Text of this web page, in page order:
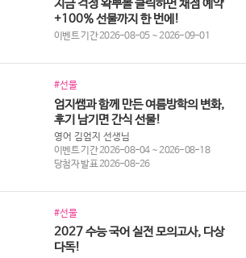
지금 걱정 왁뿌볼 클릭하면 채점 예약
+100% 선물까지 한 번에!
이벤트 기간 2026-08-05 ~ 2026-09-01
#선물
엄지쌤과 함께 만든 여름방학의 변화,
후기 남기면 간식 선물!
영어 김엄지 선생님
이벤트 기간 2026-08-04 ~ 2026-08-18
당첨자 발표 2026-08-26
#선물
2027 수능 국어 실전 모의고사, 다상
다독!